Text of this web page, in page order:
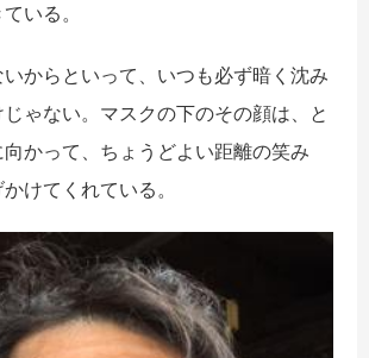
いる。
からといって、いつも必ず暗く沈み
ゃない。マスクの下のその顔は、と
かって、ちょうどよい距離の笑み
けてくれている。